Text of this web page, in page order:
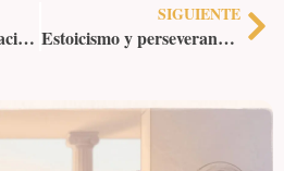
Los estoicos y la educación de los hijos: enseñanzas atemporales
SIGUIENTE
Estoicismo y perseverancia: claves del éxito personal